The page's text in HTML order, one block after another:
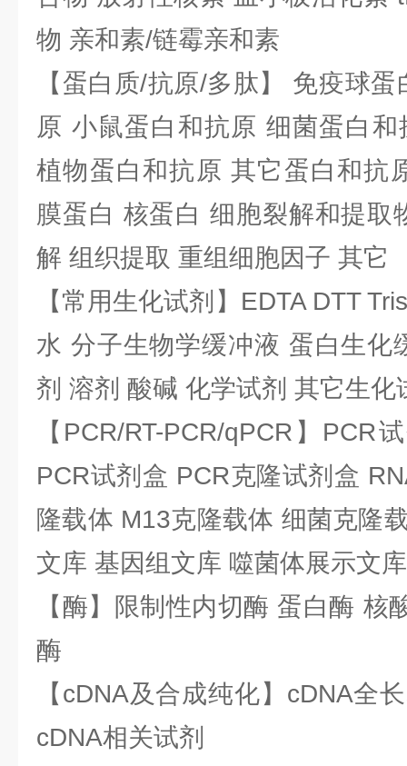
物 亲和素/链霉亲和素
【蛋白质/抗原/多肽】 免疫球
原 小鼠蛋白和抗原 细菌蛋白
植物蛋白和抗原 其它蛋白和抗
膜蛋白 核蛋白 细胞裂解和提取
解 组织提取 重组细胞因子 其它
【常用生化试剂】EDTA DTT
水 分子生物学缓冲液 蛋白生化
剂 溶剂 酸碱 化学试剂 其它生化
【PCR/RT-PCR/qPCR】PCR
PCR试剂盒 PCR克隆试剂盒
隆载体 M13克隆载体 细菌克隆
文库 基因组文库 噬菌体展示文库
【酶】限制性内切酶 蛋白酶 核
酶
【cDNA及合成纯化】cDNA全
cDNA相关试剂